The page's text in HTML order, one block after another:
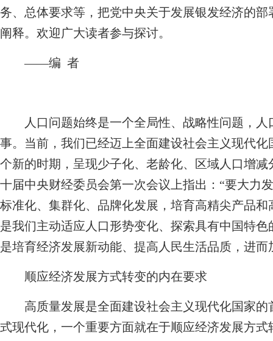
务、总体要求等，把党中央关于发展银发经济的
阐释。欢迎广大读者参与探讨。
——编 者
人口问题始终是一个全局性、战略性问题，人
事。当前，我们已经迈上全面建设社会主义现代
个新的时期，呈现少子化、老龄化、区域人口增
十届中央财经委员会第一次会议上指出：“要大力
标准化、集群化、品牌化发展，培育高精尖产品
是我们主动适应人口形势变化、探索具有中国特
是培育经济发展新动能、提高人民生活品质，进
顺应经济发展方式转变的内在要求
高质量发展是全面建设社会主义现代化国家的
式现代化，一个重要方面就在于顺应经济发展方